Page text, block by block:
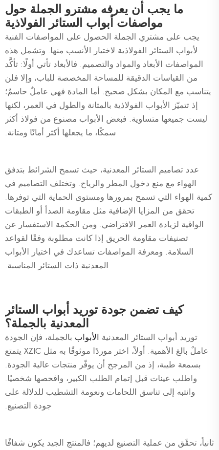
ما يجب أن يعرفه مشترو الجملة حول
مواصفات أبواب الستائر الفولاذية
يجب على مشتري الجملة الحصول على المواصفات الفنية
لأبواب الستائر الفولاذية لاختيار الأنسب منها. وتشمل هذه
المواصفات الأبعاد والمواد والتصميم. فالأبعاد تأتي أولًا: تأكَّد
من القياسات الدقيقة للمساحة المخصصة للباب، وإلا فلن
يتناسب مع المكان بشكل صحيح. أما المادة فهي عاملٌ حاسمٌ؛
إذ تتميّز الأبواب الفولاذية بالمتانة والطول في العمر، لكنها
ليست جميعها متساوية. فبعض الأبواب مصنوع من فولاذ أكثر
سمكًا، ما يجعلها أكثر أمانًا ومتانة.
عدد تصاميم الستائر المعدنية، حيث تسمح الشرائط بتدفق
الهواء مع منع دخول المطر والرياح. وتختلف التصاميم في
كمية الهواء التي تسمح بمرورها ومستوى الحماية التي توفرها.
تحقق من المزايا الإضافية مثل مقاومة الصدأ أو الطبقات
الواقية لزيادة العمر الافتراضي. ومن الحكمة الاستفسار عن
تصنيفات مقاومة الحريق إذا كانت مطلوبة وفقًا لقواعد
السلامة. ومعرفة المواصفات تساعدك في اختيار الأبواب
المعدنية ذات الستائر المناسبة.
كيف تضمن جودة توريد أبواب الستائر
المعدنية بالجملة؟
توريد أبواب الستائر المعدنية الأبواب بالجملة، فإن الجودة
عاملٌ بالغ الأهمية. أولاً، اختر موردًا موثوقًا به مثل XZIC يتمتع
بسمعة طيبة، إذ من المرجح أن يوفّر منتجات عالية الجودة.
واطلب عينات قبل إتمام الطلب الكبير، وافحصها شخصيًا.
وانتبه إلى تناسق اللحامات ونعومة التشطيب للدلالة على
جودة التصنيع.
ثانياً، تحقّق من عملية التصنيع لديهم؛ فالمنتج الجيد يكون شفافًا